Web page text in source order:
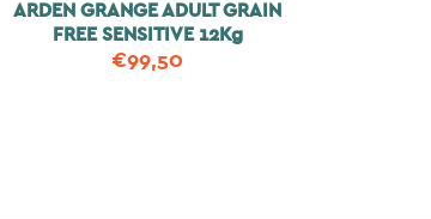
ARDEN GRANGE ADULT GRAIN
FREE SENSITIVE 12Kg
€99,50